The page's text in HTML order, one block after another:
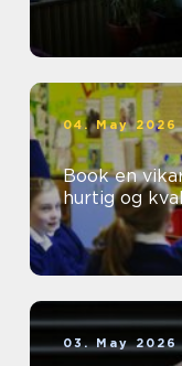
04. May 2026
Book en
hurtig og
03. May 2026